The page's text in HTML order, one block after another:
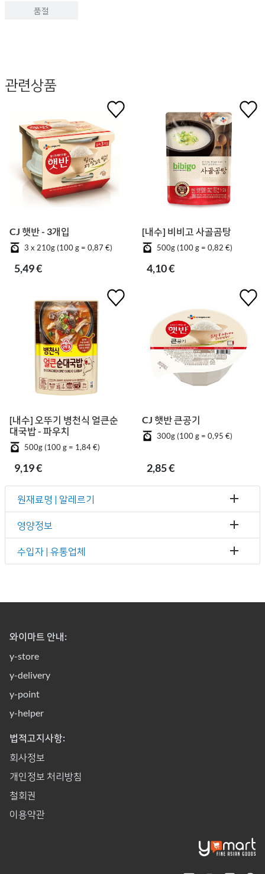
품절
관련상품
CJ 햇반 - 3개입
3 x 210g (100 g = 0,87 €)
5,49 €
[내수] 비비고 사골곰탕
500g (100 g = 0,82 €)
4,10 €
[내수] 오뚜기 병천식 얼큰순
대국밥 - 파우치
500g (100 g = 1,84 €)
9,19 €
CJ 햇반 큰공기
300g (100 g = 0,95 €)
2,85 €
원재료명 | 알레르기
영양정보
수입자 | 유통업체
와이마트 안내:
y-store
y-delivery
y-point
y-helper
법적고지사항:
회사정보
개인정보 처리방침
철회권
이용약관